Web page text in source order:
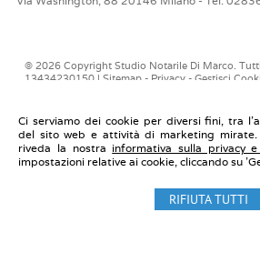
Ci serviamo dei cookie per diversi fini, tra
del sito web e attività di marketing mirate.
riveda la nostra informativa sulla privacy
impostazioni relative ai cookie, cliccando su
RIFIUTA TUTTI
© 2026 Copyright Studio Notarile Di Marco.
13434230150 | Sitemap- Privacy- Gestisci